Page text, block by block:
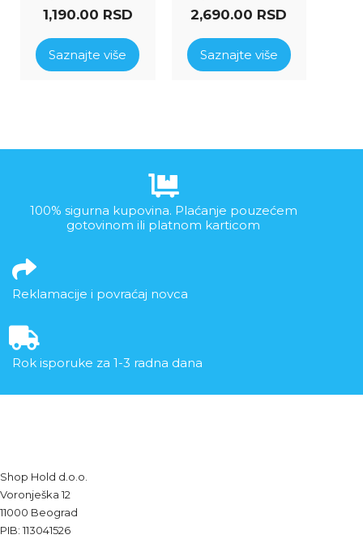
1,190.00 RSD
Saznajte više
2,690.00 RSD
Saznajte više
100% sigurna kupovina. Plaćanje pouzećem
gotovinom ili platnom karticom
Reklamacije i povraćaj novca
Rok isporuke za 1-3 radna dana
Shop Hold d.o.o.
Voronješka 12
11000 Beograd
PIB: 113041526